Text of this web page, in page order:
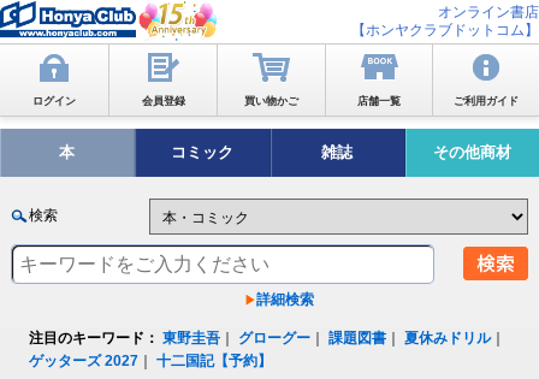
オンライン書店
【ホンヤクラブドットコム】
ログイン 会員登録 買い物かご 店舗一覧 ご利用ガイド
本 コミック 雑誌 その他商材
検索
詳細検索
注目のキーワード： 東野圭吾 グローグー ｜課題図書 ｜夏休みドリル｜
ゲッターズ 2027 ｜十二国記【予約】